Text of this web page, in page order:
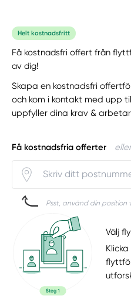
Helt kostnadsfritt
Få kostnadsfri offert från
av dig!
Skapa en kostnadsfri
och kom i kontakt med upp
uppfyller dina krav &
Få kostnadsfria offerter eller
Psst, använd din position
Välj